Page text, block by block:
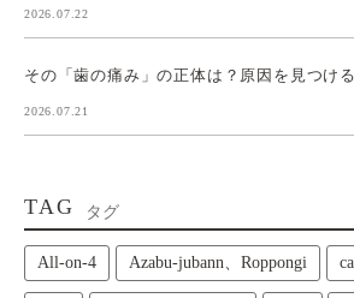
2026.07.22
その「歯の痛み」の正体は？原因を見つけ
2026.07.21
TAG タグ
All‑on‑4 Azabu-jubann、Roppongi